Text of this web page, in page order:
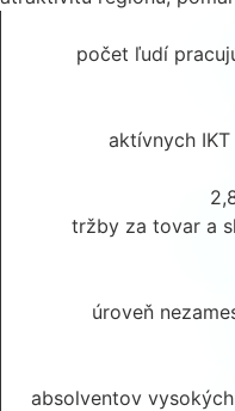
počet ľudí
aktívnych
tržby za tovar a
úroveň
absolventov